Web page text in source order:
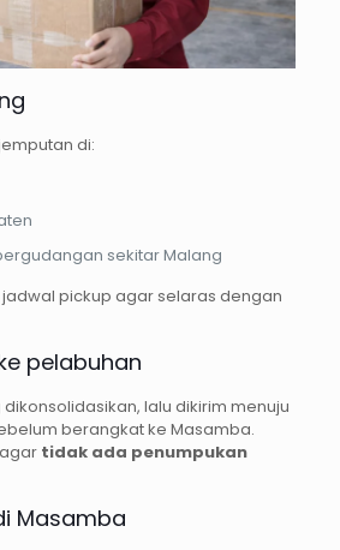
di:
sekitar Malang
pickup agar selaras dengan
pelabuhan
lalu dikirim menuju
berangkat ke Masamba.
tidak ada penumpukan
Masamba